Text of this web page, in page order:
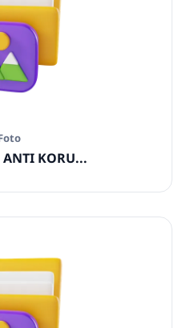
KORU...